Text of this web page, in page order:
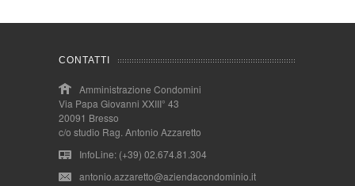
CONTATTI
Amministrazione Condomini
Via Papa Giovanni XXIII° 43
20091 Bresso
c/o studio Rag. Antonio Azzaretto
InfoLine: (+39) 02.674.81.304
antonio.azzaretto@aziendacondominio.it